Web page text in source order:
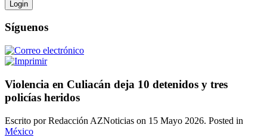
Síguenos
Violencia en Culiacán deja 10 detenidos y tres
policías heridos
Escrito por Redacción AZNoticias on 15 Mayo 2026. Posted in
México